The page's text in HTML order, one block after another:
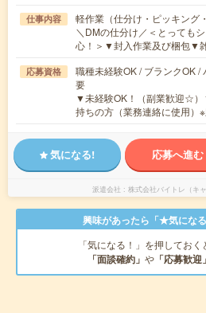
仕事内容
軽作業（仕分け・ピッキング
＼DMの仕分け／＜とっても
心！＞▼封入作業及び梱包▼
応募資格
職種未経験OK / ブランクOK /
要
▼未経験OK！（副業歓迎☆
持ちの方（業務連絡に使用
気になる! 応募へ進む
派遣会社 株式会社バイトレ（キ
興味があったら「★気にな
「気になる！」を押してお
「面談確約」 や 「応募歓迎」